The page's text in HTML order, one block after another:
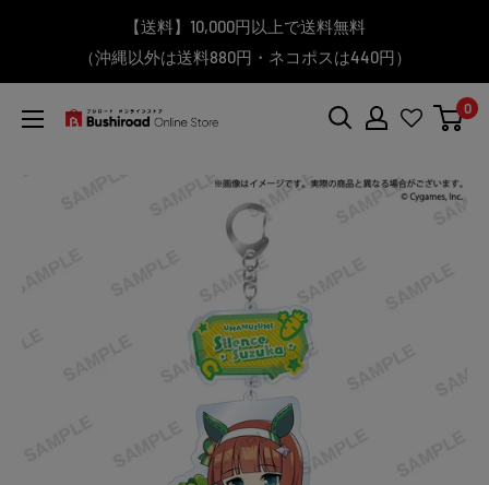
▼送料をおトクにお買物する方法をご紹介♪
【こちらをクリック】
【送料】10,000円以上で送料無料
（沖縄以外は送料880円・ネコポスは440円）
＼予約受付中！／
BanG Dream! ちゃむりぃ みに Ave Mujica 鮮美透涼 ver.販売
中！
▼「作品・ブランドから探す」で
欲しい商品を手に入れよう！
▼スムーズに商品を探すなら、
「カテゴリーから探す」を活用しよう！
▼お気に入り登録機能を活用しよう♪
【こちらをクリック】
ブ
0